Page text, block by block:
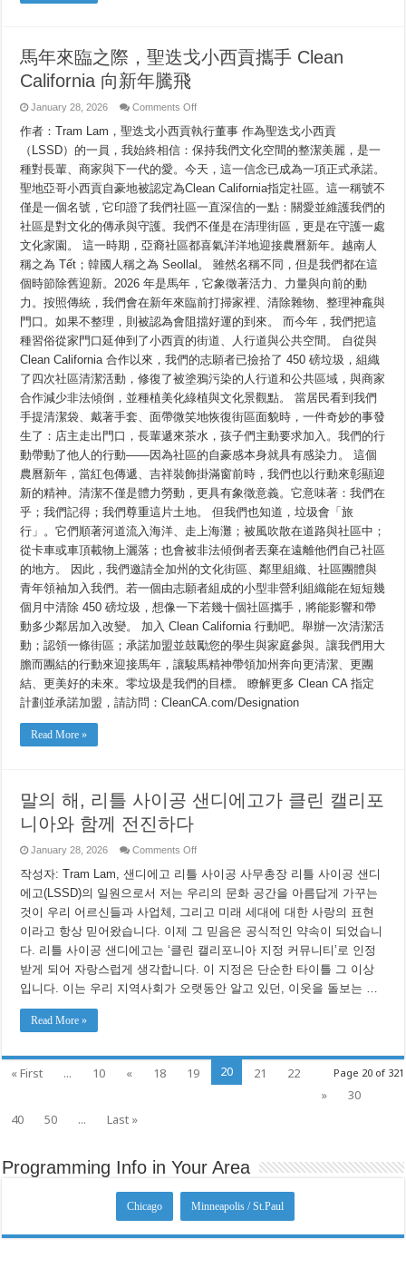
馬年來臨之際，聖迭戈小西貢攜手 Clean
California 向新年騰飛
January 28, 2026 Comments Offon
年
來
臨
之
際，
迭
戈
小
西
貢
攜
手
Clean
California
向
新
年
飛
作者：Tram Lam，聖迭戈小西貢執行董事 作為聖迭戈小西貢
（LSSD）的一員，我始終相信：保持我們文化空間的整潔美麗，是一
種對長輩、商家與下一代的愛。今天，這一信念已成為一項正式承諾。
聖地亞哥小西貢自豪地被認定為Clean California指定社區。這一稱號不
僅是一個名號，它印證了我們社區一直深信的一點：關愛並維護我們的
社區是對文化的傳承與守護。我們不僅是在清理街區，更是在守護一處
文化家園。 這一時期，亞裔社區都喜氣洋洋地迎接農曆新年。越南人
稱之為 Tết；韓國人稱之為 Seollal。 雖然名稱不同，但是我們都在這
個時節除舊迎新。2026 年是馬年，它象徵著活力、力量與向前的動
力。按照傳統，我們會在新年來臨前打掃家裡、清除雜物、整理神龕與
門口。如果不整理，則被認為會阻擋好運的到來。 而今年，我們把這
種習俗從家門口延伸到了小西貢的街道、人行道與公共空間。 自從與
Clean California 合作以來，我們的志願者已撿拾了 450 磅垃圾，組織
了四次社區清潔活動，修復了被塗鴉污染的人行道和公共區域，與商家
合作減少非法傾倒，並種植美化綠植與文化景觀點。 當居民看到我們
手提清潔袋、戴著手套、面帶微笑地恢復街區面貌時，一件奇妙的事發
生了：店主走出門口，長輩遞來茶水，孩子們主動要求加入。我們的行
動帶動了他人的行動——因為社區的自豪感本身就具有感染力。 這個
農曆新年，當紅包傳遞、吉祥裝飾掛滿窗前時，我們也以行動來彰顯迎
新的精神。清潔不僅是體力勞動，更具有象徵意義。它意味著：我們在
乎；我們記得；我們尊重這片土地。 但我們也知道，垃圾會「旅
行」。它們順著河道流入海洋、走上海灘；被風吹散在道路與社區中；
從卡車或車頂載物上灑落；也會被非法傾倒者丟棄在遠離他們自己社區
的地方。 因此，我們邀請全加州的文化街區、鄰里組織、社區團體與
青年領袖加入我們。若一個由志願者組成的小型非營利組織能在短短幾
個月中清除 450 磅垃圾，想像一下若幾十個社區攜手，將能影響和帶
動多少鄰居加入改變。 加入 Clean California 行動吧。舉辦一次清潔活
動；認領一條街區；承諾加盟並鼓勵您的學生與家庭參與。讓我們用大
膽而團結的行動來迎接馬年，讓駿馬精神帶領加州奔向更清潔、更團
結、更美好的未來。零垃圾是我們的目標。 瞭解更多 Clean CA 指定
計劃並承諾加盟，請訪問：CleanCA.com/Designation
Read More »
말의 해, 리틀 사이공 샌디에고가 클린 캘리포
니아와 함께 전진하다
January 28, 2026 Comments Offon
의
해,
틀
사
공
샌
디
에
리
전
하
작성자: Tram Lam, 샌디에고 리틀 사이공 사무총장 리틀 사이공 샌디
에고(LSSD)의 일원으로서 저는 우리의 문화 공간을 아름답게 가꾸는
것이 우리 어르신들과 사업체, 그리고 미래 세대에 대한 사랑의 표현
이라고 항상 믿어왔습니다. 이제 그 믿음은 공식적인 약속이 되었습니
다. 리틀 사이공 샌디에고는 ‘클린 캘리포니아 지정 커뮤니티’로 인정
받게 되어 자랑스럽게 생각합니다. 이 지정은 단순한 타이틀 그 이상
입니다. 이는 우리 지역사회가 오랫동안 알고 있던, 이웃을 돌보는 …
Read More »
Page 20 of 321
« First ... 10 « 18 19 20 21
22
»
30
40
50 ... Last »
Programming Info in Your Area
Chicago Minneapolis / St.Paul